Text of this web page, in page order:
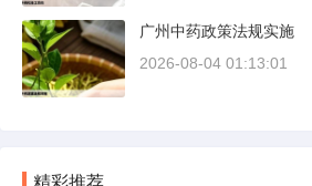
广州中药政策法规实施
2026-08-04 01:13:01
精彩推荐